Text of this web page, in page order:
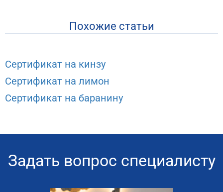
Похожие статьи
Сертификат на кинзу
Сертификат на лимон
Сертификат на баранину
Задать вопрос специалисту